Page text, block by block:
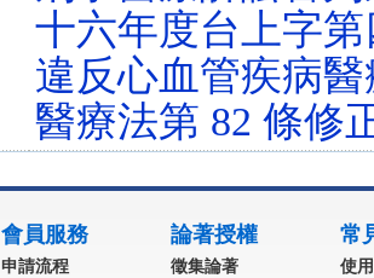
十六年度台上字
違反心血管疾病
醫療法第 82 條修
會員服務
申請流程
論著授權
徵集論著
常
使